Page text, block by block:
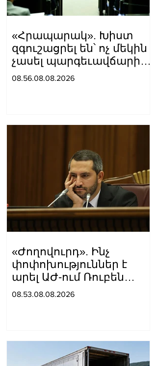
«Հրապարակ». Խիստ
զգուշացրել են՝ ոչ մեկին
չասել պարգեւավճարի
չափը, սպառնացել
08.56.08.08.2026
«Ժողովուրդ». Ինչ
փոփոխություններ է
արել ԱԺ-ում Ռուբեն
Ռուբինյանը
08.53.08.08.2026